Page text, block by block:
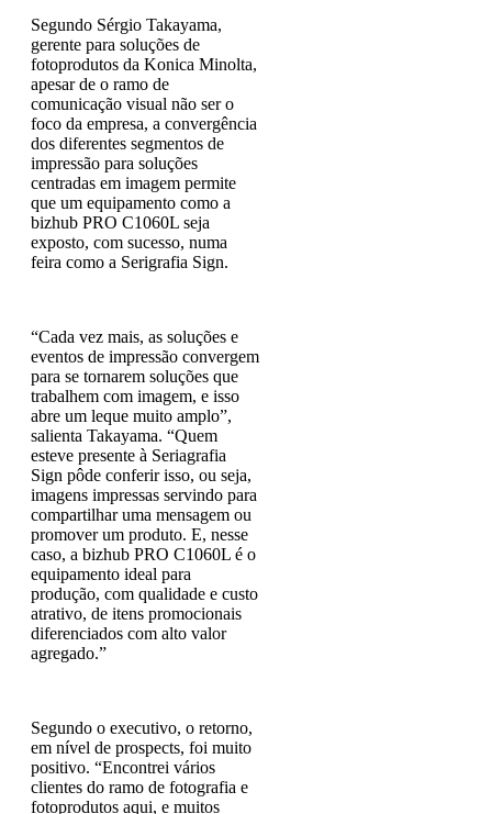
Segundo Sérgio Takayama,
gerente para soluções de
fotoprodutos da Konica Minolta,
apesar de o ramo de
comunicação visual não ser o
foco da empresa, a convergência
dos diferentes segmentos de
impressão para soluções
centradas em imagem permite
que um equipamento como a
bizhub PRO C1060L seja
exposto, com sucesso, numa
feira como a Serigrafia Sign.
“Cada vez mais, as soluções e
eventos de impressão convergem
para se tornarem soluções que
trabalhem com imagem, e isso
abre um leque muito amplo”,
salienta Takayama. “Quem
esteve presente à Seriagrafia
Sign pôde conferir isso, ou seja,
imagens impressas servindo para
compartilhar uma mensagem ou
promover um produto. E, nesse
caso, a bizhub PRO C1060L é o
equipamento ideal para
produção, com qualidade e custo
atrativo, de itens promocionais
diferenciados com alto valor
agregado.”
Segundo o executivo, o retorno,
em nível de prospects, foi muito
positivo. “Encontrei vários
clientes do ramo de fotografia e
fotoprodutos aqui, e muitos